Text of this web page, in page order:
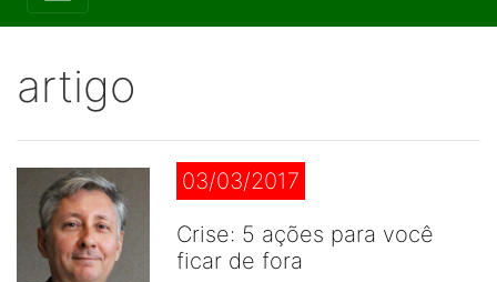
artigo
03/03/2017
Crise: 5 ações para você
ficar de fora